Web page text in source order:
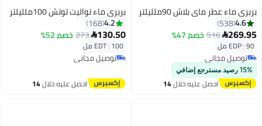
بربري ماء عطر ماي بلاش 90ملليلتر
4.6
538
269.95
516 خصم 47%
EDP|90 مل
توصيل مجاني
توصيل مجاني
15% رصيد مسترجع إضافي
احصل عليه خلال14
بربري ماء تواليت توتش 100ملليلتر
4.2
168
130.50
273 خصم 52%
EDT|100 مل
توصيل مجاني
توصيل مجاني
احصل عليه خلال14